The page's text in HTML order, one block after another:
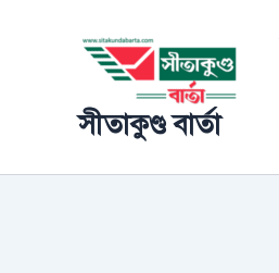
সীতাকুণ্ড বার্তা